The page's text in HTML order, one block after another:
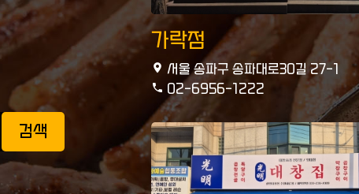
검색
가락점
서울 송파구 송파대로30길 27-1
02-6956-1222